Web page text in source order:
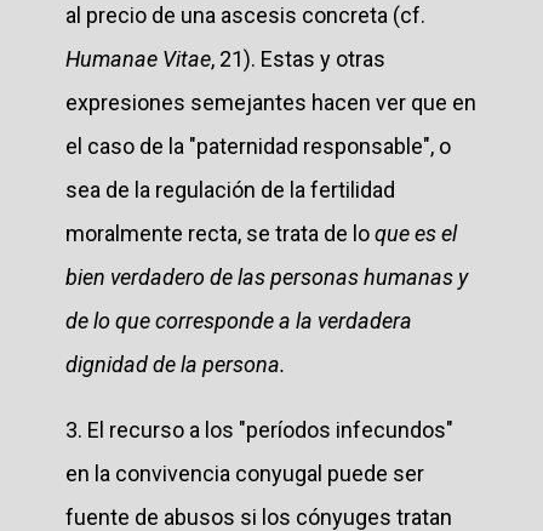
al precio de una ascesis concreta (cf.
Humanae Vitae, 21). Estas y otras
expresiones semejantes hacen ver que en
el caso de la "paternidad responsable", o
sea de la regulación de la fertilidad
moralmente recta, se trata de loque es el
bien verdadero de las personas humanas y
de lo que corresponde a la verdadera
dignidad de la persona.
3. El recurso a los "períodos infecundos"
en la convivencia conyugal puede ser
fuente de abusos si los cónyuges tratan